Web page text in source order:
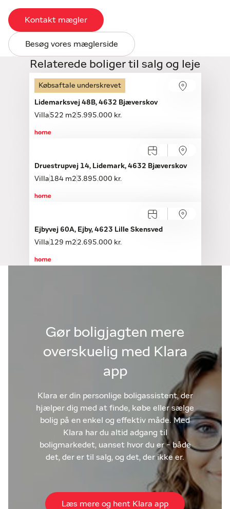
Kontakt mægler
Besøg vores mæglerside
Relaterede boliger til salg og leje
Købsaftale underskrevet
Lidemarksvej 48B, 4632 Bjæverskov
Villa 522 m2 5.995.000 kr.
Søndag 09.08, kl. 10.00-16.00
Druestrupvej 14, Lidemark, 4632 Bjæverskov
Villa 184 m2 3.895.000 kr.
Søndag 09.08, kl. 12.00-13.00
Ejbyvej 60A, Ejby, 4623 Lille Skensved
Villa 129 m2 2.695.000 kr.
Gør boligjagten mere
overskuelig med Klara
app
Klara er din personlige boligassistent, der
hjælper dig med at finde, købe eller sælge
bolig på en enkel og effektiv måde. Med
Klara har du altid adgang til
boligmarkedet, uanset hvor du er - både
det, der er til salg, og det, der ikke er.
Læs mere og hent Klara app